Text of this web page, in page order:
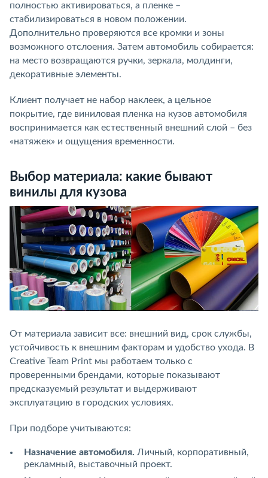
полностью активироваться, а пленке –
стабилизироваться в новом положении.
Дополнительно проверяются все кромки и зоны
возможного отслоения. Затем автомобиль собирается:
на место возвращаются ручки, зеркала, молдинги,
декоративные элементы.
Клиент получает не набор наклеек, а цельное
покрытие, где виниловая пленка на кузов автомобиля
воспринимается как естественный внешний слой – без
«натяжек» и ощущения временности.
Выбор материала: какие бывают
винилы для кузова
От материала зависит все: внешний вид, срок службы,
устойчивость к внешним факторам и удобство ухода. В
Creative Team Print мы работаем только с
проверенными брендами, которые показывают
предсказуемый результат и выдерживают
эксплуатацию в городских условиях.
При подборе учитываются:
Назначение автомобиля. Личный, корпоративный,
рекламный, выставочный проект.